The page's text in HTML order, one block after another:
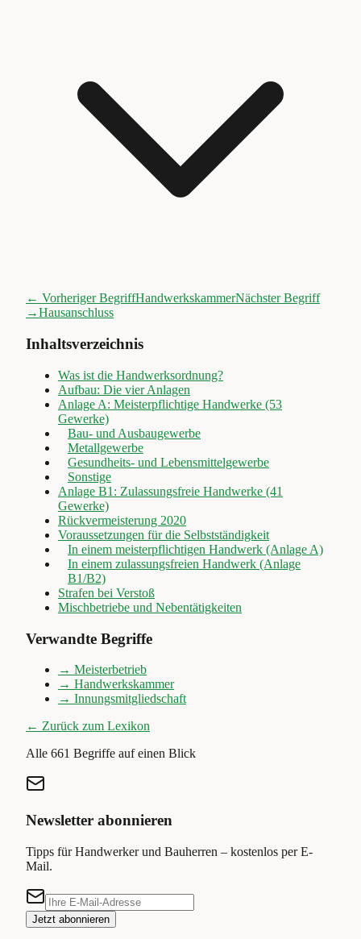
← Vorheriger BegriffHandwerkskammerNächster Begriff
→Hausanschluss
Inhaltsverzeichnis
Was ist die Handwerksordnung?
Aufbau: Die vier Anlagen
Anlage A: Meisterpflichtige Handwerke (53
Gewerke)
Bau- und Ausbaugewerbe
Metallgewerbe
Gesundheits- und Lebensmittelgewerbe
Sonstige
Anlage B1: Zulassungsfreie Handwerke (41
Gewerke)
Rückvermeisterung 2020
Voraussetzungen für die Selbstständigkeit
In einem meisterpflichtigen Handwerk (Anlage A)
In einem zulassungsfreien Handwerk (Anlage
B1/B2)
Strafen bei Verstoß
Mischbetriebe und Nebentätigkeiten
Verwandte Begriffe
→ Meisterbetrieb
→ Handwerkskammer
→ Innungsmitgliedschaft
← Zurück zum Lexikon
Alle 661 Begriffe auf einen Blick
Newsletter abonnieren
Tipps für Handwerker und Bauherren – kostenlos per E-
Mail.
Jetzt abonnieren